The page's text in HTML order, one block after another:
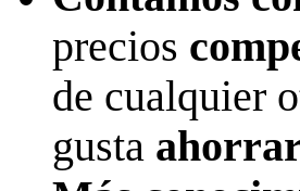
precios
de cualquier
gusta